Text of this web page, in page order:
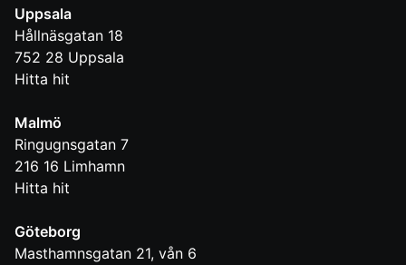
Uppsala
Hållnäsgatan 18
752 28 Uppsala
Hitta hit
Malmö
Ringugnsgatan 7
216 16 Limhamn
Hitta hit
Göteborg
Masthamnsgatan 21, vån 6